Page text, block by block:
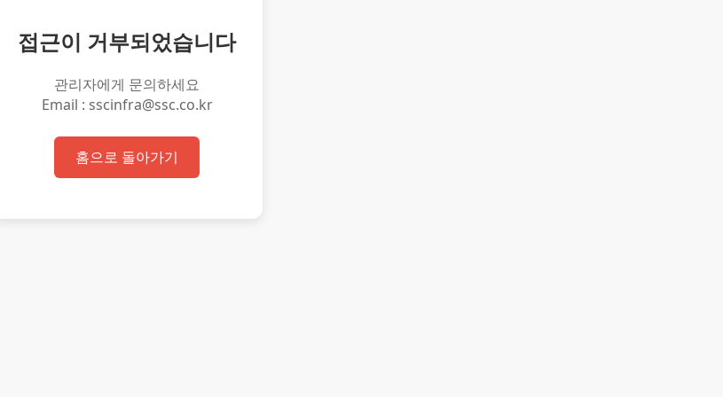
접근이 거부되었습니다
관리자에게 문의하세요
Email : sscinfra@ssc.co.kr
홈으로 돌아가기